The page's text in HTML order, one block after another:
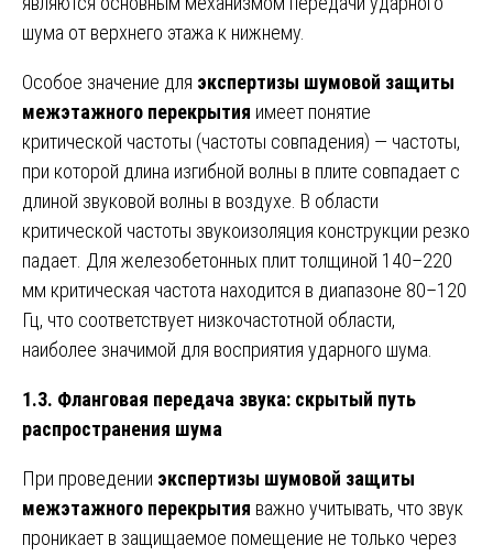
шума от верхнего этажа к нижнему.
Особое значение для экспертизы шумовой защиты
межэтажного перекрытия имеет понятие
критической частоты (частоты совпадения) — частоты,
при которой длина изгибной волны в плите совпадает с
длиной звуковой волны в воздухе. В области
критической частоты звукоизоляция конструкции резко
падает. Для железобетонных плит толщиной 140–220
мм критическая частота находится в диапазоне 80–120
Гц, что соответствует низкочастотной области,
наиболее значимой для восприятия ударного шума.
1.3. Фланговая передача звука: скрытый путь
распространения шума
При проведении экспертизы шумовой защиты
межэтажного перекрытия важно учитывать, что звук
проникает в защищаемое помещение не только через